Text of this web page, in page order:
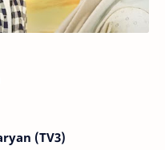
(TV3)